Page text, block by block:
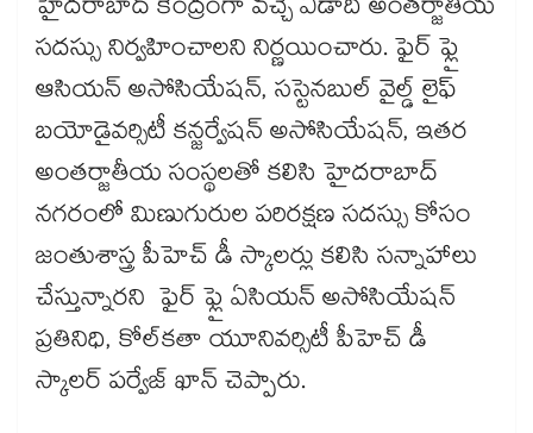
హైదరాబాద్ కేంద్రంగా వచ్చే ఏడాది అంతర్జాతీయ
సదస్సు నిర్వహించాలని నిర్ణయించారు. ఫైర్ ఫ్లై
ఆసియన్ అసోసియేషన్, సస్టెనబుల్ వైల్డ్ లైఫ్
బయోడైవర్సిటీ కన్జర్వేషన్ అసోసియేషన్, ఇతర
అంతర్జాతీయ సంస్థలతో కలిసి హైదరాబాద్
నగరంలో మిణుగురుల పరిరక్షణ సదస్సు కోసం
జంతుశాస్త్ర పీహెచ్ డీ స్కాలర్లు కలిసి సన్నాహాలు
చేస్తున్నారని ఫైర్ ఫ్లై ఏసియన్ అసోసియేషన్
ప్రతినిధి, కోల్​కతా యూనివర్సిటీ పీహెచ్ డీ
స్కాలర్ పర్వేజ్ ఖాన్ చెప్పారు.